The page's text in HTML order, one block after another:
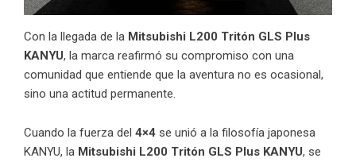
Con la llegada de la Mitsubishi L200 Tritón GLS Plus
KANYU, la marca reafirmó su compromiso con una
comunidad que entiende que la aventura no es ocasional,
sino una actitud permanente.
Cuando la fuerza del 4×4 se unió a la filosofía japonesa
KANYU, la Mitsubishi L200 Tritón GLS Plus KANYU, se